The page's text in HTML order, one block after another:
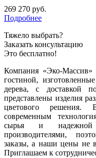
269 270 руб.
Подробнее
Тяжело выбрать?
Заказать консультацию
Это бесплатно!
Компания «Эко-Массив»
гостиной,
дерева, с доставкой
представлены изделия
цветового решения.
современным
сырья и
производителями,
заказы, а наши цены не
Приглашаем к